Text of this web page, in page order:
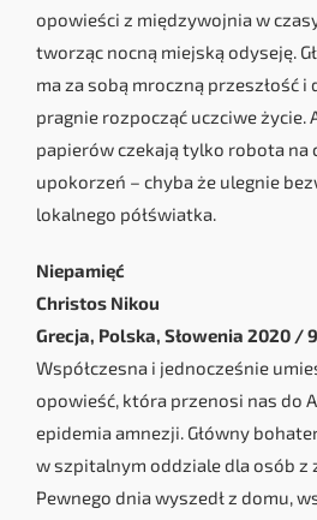
opowieści z międzywojnia w
tworząc nocną miejską odyseję.
ma za sobą mroczną przeszłość i
pragnie rozpocząć uczciwe życie.
papierów czekają tylko robota na
upokorzeń – chyba że ulegnie
lokalnego półświatka.
Niepamięć
Christos Nikou
Grecja, Polska, Słowenia 2020 /
Współczesna i jednocześnie
opowieść, która przenosi nas do
epidemia amnezji. Główny
w szpitalnym oddziale dla osób z
Pewnego dnia wyszedł z domu,